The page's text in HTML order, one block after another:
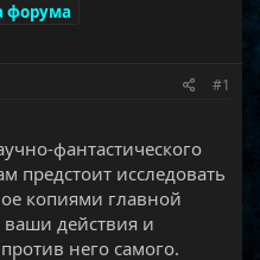
форума
#1
фантастического
предстоит исследовать
копиями главной
ваши действия и
него самого.​